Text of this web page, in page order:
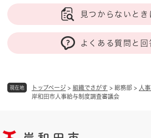
現在地 トップページ > 組織でさがす > 総務部 > 人
岸和田市人事給与制度調査審議会
見つからないとき
よくある質問と回